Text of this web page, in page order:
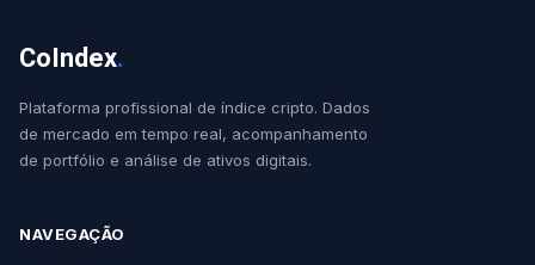
CoIndex.
Plataforma profissional de índice cripto. Dados
de mercado em tempo real, acompanhamento
de portfólio e análise de ativos digitais.
NAVEGAÇÃO